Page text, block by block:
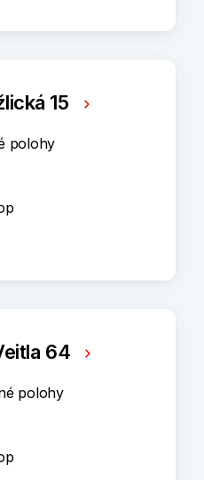
15
polohy
64
polohy